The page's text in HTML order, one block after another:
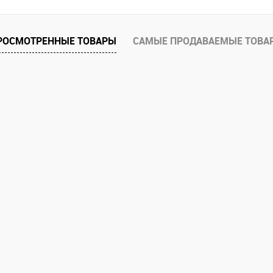
В избранное
ТОВАРЫ САМЫЕ ПРОДАВАЕМЫЕ